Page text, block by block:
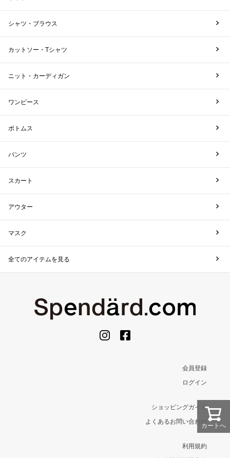
カートへ
シャツ・ブラウス
カットソー・Tシャツ
ニット・カーディガン
ワンピース
ボトムス
パンツ
スカート
アウター
マスク
全てのアイテムを見る
会員登録
ログイン
ショッピングガイド
よくあるお問い合わせ
利用規約